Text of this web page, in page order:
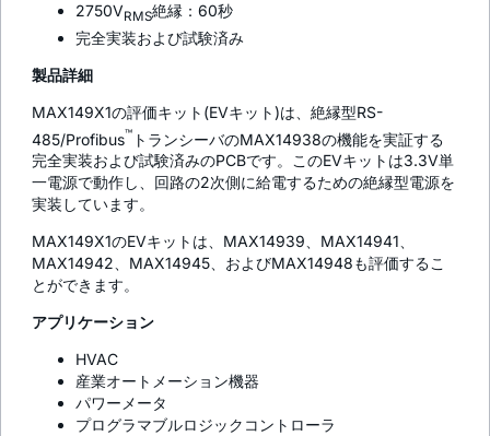
2750VRMS絶縁：60秒
完全実装および試験済み
製品詳細
MAX149X1の評価キット(EVキット)は、絶縁型RS-
485/Profibus™ トランシーバのMAX14938の機能を実証する
完全実装および試験済みのPCBです。このEVキットは3.3V単
一電源で動作し、回路の2次側に給電するための絶縁型電源を
実装しています。
MAX149X1のEVキットは、MAX14939、MAX14941、
MAX14942、MAX14945、およびMAX14948も評価するこ
とができます。
アプリケーション
HVAC
産業オートメーション機器
パワーメータ
プログラマブルロジックコントローラ